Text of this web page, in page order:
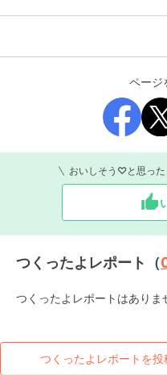
ページ
おいしそう♡と思った
つくったよレポート（
つくったよレポートはありま
つくったよレポートを投